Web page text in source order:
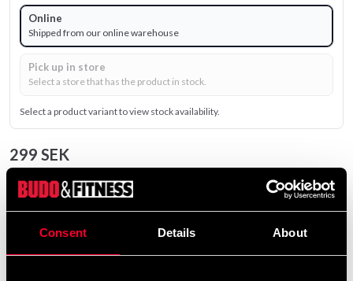
Consent Details About
Online
Shipped from our online warehouse
Pick up in store
Select a store that has the product in stock.
Select a product variant to view stock availability.
299 SEK
Excl. TAX: 239.20 SEK
Quantity
add Add to cart